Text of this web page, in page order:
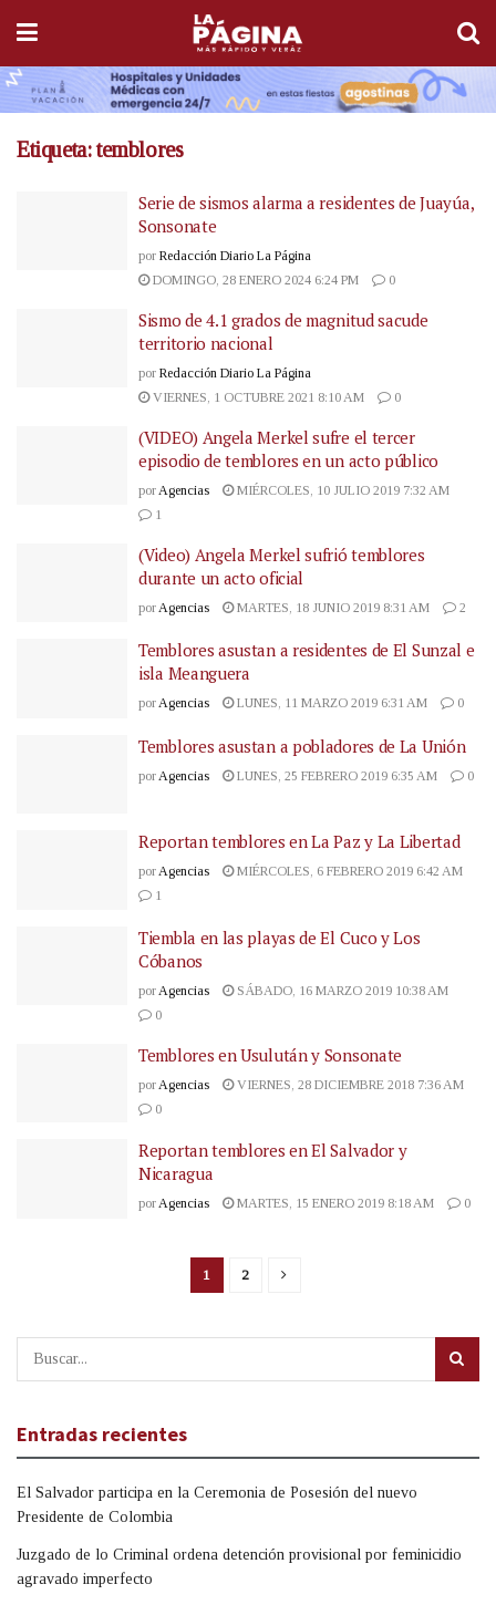
Etiqueta:temblores
Serie de sismos alarma a residentes de Juayúa,
Sonsonate
por Redacción Diario La Página
DOMINGO, 28 ENERO 2024 6:24 PM
0
Sismo de 4.1 grados de magnitud sacude
territorio nacional
por Redacción Diario La Página
VIERNES, 1 OCTUBRE 2021 8:10 AM
0
(VIDEO) Angela Merkel sufre el tercer
episodio de temblores en un acto público
por Agencias
MIÉRCOLES, 10 JULIO 2019 7:32 AM
1
(Video) Angela Merkel sufrió temblores
durante un acto oficial
por Agencias MARTES, 18 JUNIO 2019 8:31 AM 2
Temblores asustan a residentes de El Sunzal e
isla Meanguera
porAgencias LUNES, 11 MARZO 2019 6:31 AM 0
Temblores asustan a pobladores de La Unión
por Agencias LUNES, 25 FEBRERO 2019 6:35 AM 0
Reportan temblores en La Paz y La Libertad
porAgencias
MIÉRCOLES, 6 FEBRERO 2019 6:42 AM
1
Tiembla en las playas de El Cuco y Los
Cóbanos
por Agencias
SÁBADO, 16 MARZO 2019 10:38 AM
0
Temblores en Usulután y Sonsonate
por Agencias
VIERNES, 28 DICIEMBRE 2018 7:36 AM
0
Reportan temblores en El Salvador y
Nicaragua
porAgencias MARTES, 15 ENERO 2019 8:18 AM 0
1 2
Entradas recientes
El Salvador participa en la Ceremonia de Posesión del nuevo
Presidente de Colombia
Juzgado de lo Criminal ordena detención provisional por feminicidio
agravado imperfecto